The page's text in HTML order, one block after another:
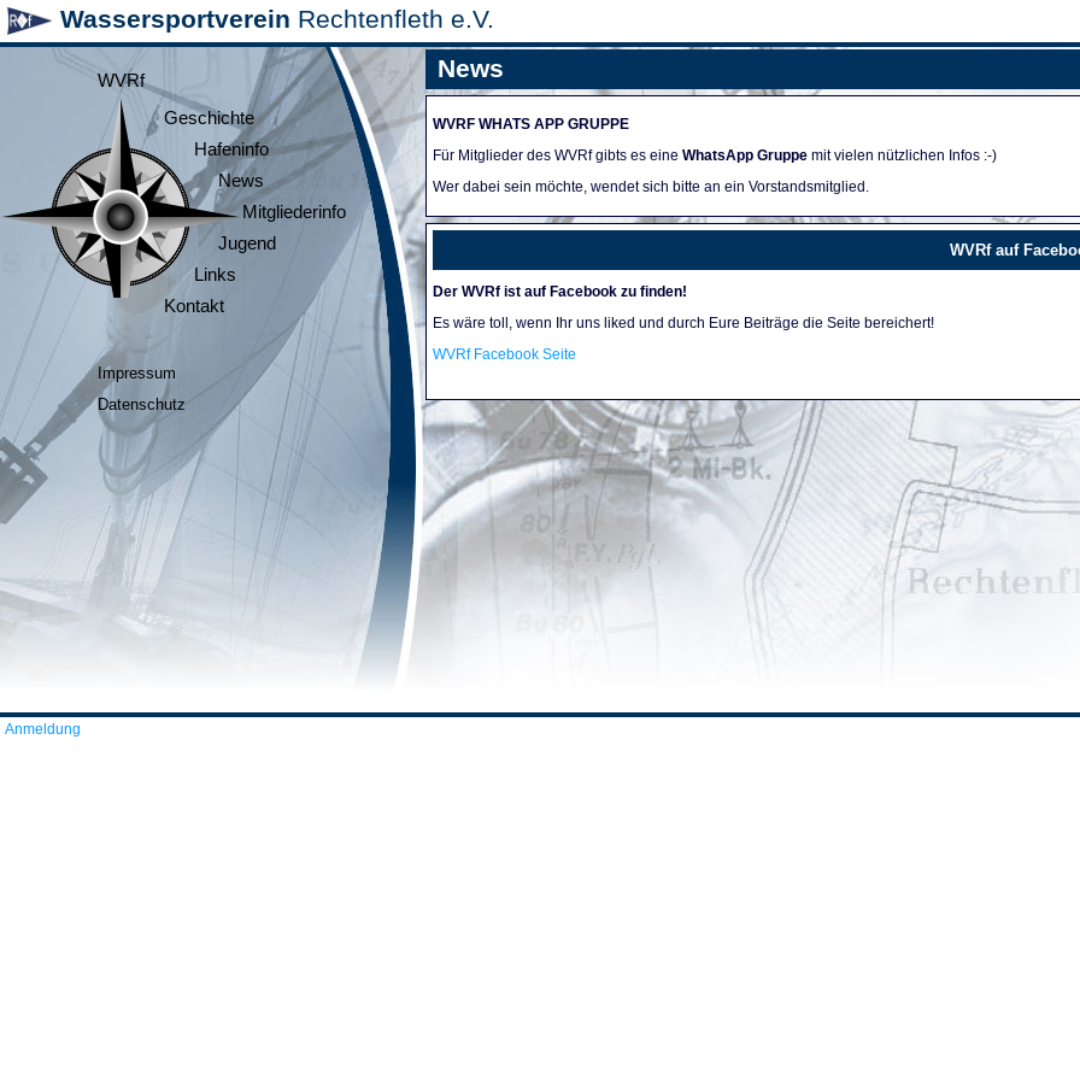
Wassersportverein Rechtenfleth e.V.
WVRf
Geschichte
Hafeninfo
News
Mitgliederinfo
Jugend
Links
Kontakt
Impressum
Datenschutz
News
WVRF WHATS APP GRUPPE
Für Mitglieder des WVRf gibts es eine WhatsApp Gruppe mit vielen nützlichen Infos :-)
Wer dabei sein möchte, wendet sich bitte an ein Vorstandsmitglied.
WVRf auf
Der WVRf ist auf Facebook zu finden!
Es wäre toll, wenn Ihr uns liked und durch Eure Beiträge die Seite bereichert!
WVRf Facebook Seite
Anmeldung